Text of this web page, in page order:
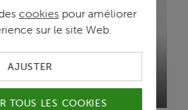
L1/SNOW
cookiespour améliorer
sur le site Web.
AJUSTER
TOUS LES COOKIES